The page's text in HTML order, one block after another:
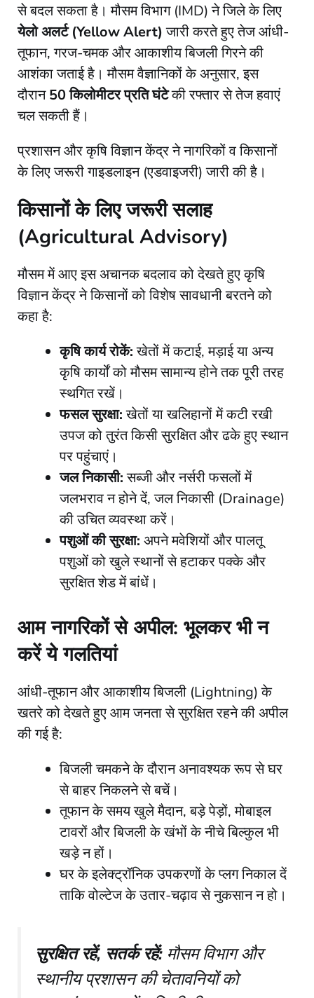
से बदल सकता है। मौसम विभाग (IMD) ने जिले के लिए
येलो अलर्ट (Yellow Alert)जारी करते हुए तेज आंधी-
तूफान, गरज-चमक और आकाशीय बिजली गिरने की
आशंका जताई है। मौसम वैज्ञानिकों के अनुसार, इस
दौरान50 किलोमीटर प्रति घंटेकी रफ्तार से तेज हवाएं
चल सकती हैं।
​प्रशासन और कृषि विज्ञान केंद्र ने नागरिकों व किसानों
के लिए जरूरी गाइडलाइन (एडवाइजरी) जारी की है।
​किसानों के लिए जरूरी सलाह
(Agricultural Advisory)
​मौसम में आए इस अचानक बदलाव को देखते हुए कृषि
विज्ञान केंद्र ने किसानों को विशेष सावधानी बरतने को
कहा है:
कृषि कार्य रोकें:खेतों में कटाई, मड़ाई या अन्य
कृषि कार्यों को मौसम सामान्य होने तक पूरी तरह
स्थगित रखें।
फसल सुरक्षा:खेतों या खलिहानों में कटी रखी
उपज को तुरंत किसी सुरक्षित और ढके हुए स्थान
पर पहुंचाएं।
जल निकासी:सब्जी और नर्सरी फसलों में
जलभराव न होने दें, जल निकासी (Drainage)
की उचित व्यवस्था करें।
पशुओं की सुरक्षा: अपने मवेशियों और पालतू
पशुओं को खुले स्थानों से हटाकर पक्के और
सुरक्षित शेड में बांधें।
​आम नागरिकों से अपील: भूलकर भी न
करें ये गलतियां
​आंधी-तूफान और आकाशीय बिजली (Lightning) के
खतरे को देखते हुए आम जनता से सुरक्षित रहने की अपील
की गई है:
​बिजली चमकने के दौरान अनावश्यक रूप से घर
से बाहर निकलने से बचें।
​तूफान के समय खुले मैदान, बड़े पेड़ों, मोबाइल
टावरों और बिजली के खंभों के नीचे बिल्कुल भी
खड़े न हों।
​घर के इलेक्ट्रॉनिक उपकरणों के प्लग निकाल दें
ताकि वोल्टेज के उतार-चढ़ाव से नुकसान न हो।
सुरक्षित रहें, सतर्क रहें: मौसम विभाग और
स्थानीय प्रशासन की चेतावनियों को